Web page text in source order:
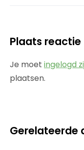
Plaats reactie
Je moet ingelogd
plaatsen.
Gerelateerde